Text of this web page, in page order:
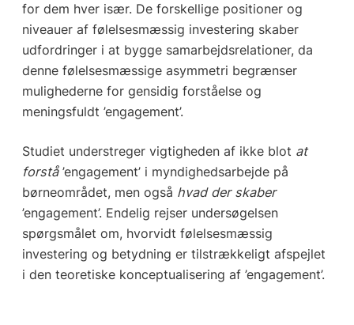
for dem hver især. De forskellige positioner og
niveauer af følelsesmæssig investering skaber
udfordringer i at bygge samarbejdsrelationer, da
denne følelsesmæssige asymmetri begrænser
mulighederne for gensidig forståelse og
meningsfuldt ’engagement’.
Studiet understreger vigtigheden af ikke blot at
forstå’engagement’ i myndighedsarbejde på
børneområdet, men også hvad der skaber
’engagement’. Endelig rejser undersøgelsen
spørgsmålet om, hvorvidt følelsesmæssig
investering og betydning er tilstrækkeligt afspejlet
i den teoretiske konceptualisering af ’engagement’.